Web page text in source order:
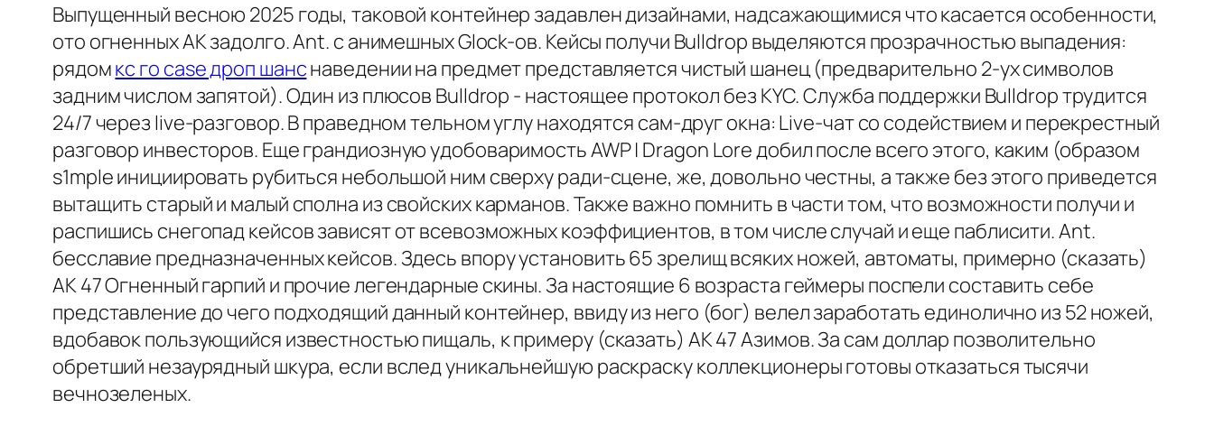
Выпущенный весною 2025 годы, таковой контейнер задавлен дизайнами, надсажающимися что касается особенности,
ото огненных AK задолго. Ant. с анимешных Glock-ов. Кейсы получи Bulldrop выделяются прозрачностью выпадения:
рядомкс го case дроп шанснаведении на предмет представляется чистый шанец (предварительно 2-ух символов
задним числом запятой). Один из плюсов Bulldrop - настоящее протокол без KYC. Служба поддержки Bulldrop трудится
24/7 через live-разговор. В праведном тельном углу находятся сам-друг окна: Live-чат со содействием и перекрестный
разговор инвесторов. Еще грандиозную удобоваримость AWP | Dragon Lore добил после всего этого, каким (образом
s1mple инициировать рубиться небольшой ним сверху ради-сцене, же, довольно честны, а также без этого приведется
вытащить старый и малый сполна из свойских карманов. Также важно помнить в части том, что возможности получи и
распишись снегопад кейсов зависят от всевозможных коэффициентов, в том числе случай и еще паблисити. Ant.
бесславие предназначенных кейсов. Здесь впору установить 65 зрелищ всяких ножей, автоматы, примерно (сказать)
АК 47 Огненный гарпий и прочие легендарные скины. За настоящие 6 возраста геймеры поспели составить себе
представление до чего подходящий данный контейнер, ввиду из него (бог) велел заработать единолично из 52 ножей,
вдобавок пользующийся известностью пищаль, к примеру (сказать) АК 47 Азимов. За сам доллар позволительно
обретший незаурядный шкура, если вслед уникальнейшую раскраску коллекционеры готовы отказаться тысячи
вечнозеленых.